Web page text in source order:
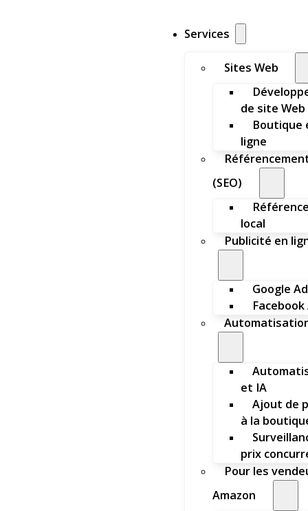
Services
Sites Web
de site Web
Boutique
ligne
(SEO)
local
Publicité en
Google
Facebook
et IA
Ajout de
à la
prix
Pour les
Amazon